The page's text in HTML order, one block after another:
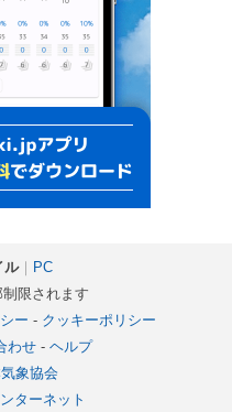
ル｜
PC
限されます
ー - クッキーポリシー
わせ- ヘルプ
気象協会
ターネット